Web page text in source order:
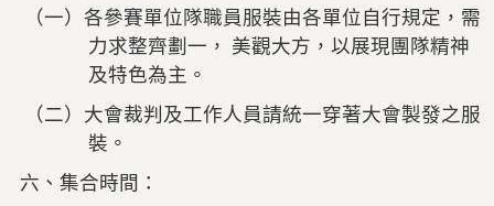
（一）各參賽單位隊職員服裝由各單位自行規定，需
力求整齊劃一， 美觀大方，以展現團隊精神
及特色為主。
（二）大會裁判及工作人員請統一穿著大會製發之服
裝。
六、集合時間：